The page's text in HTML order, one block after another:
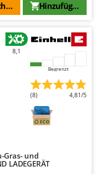
Hinzufügen
Sie
8,1
Begrenzt
(8) 4,81/5
Gras- und
LADEGERÄT